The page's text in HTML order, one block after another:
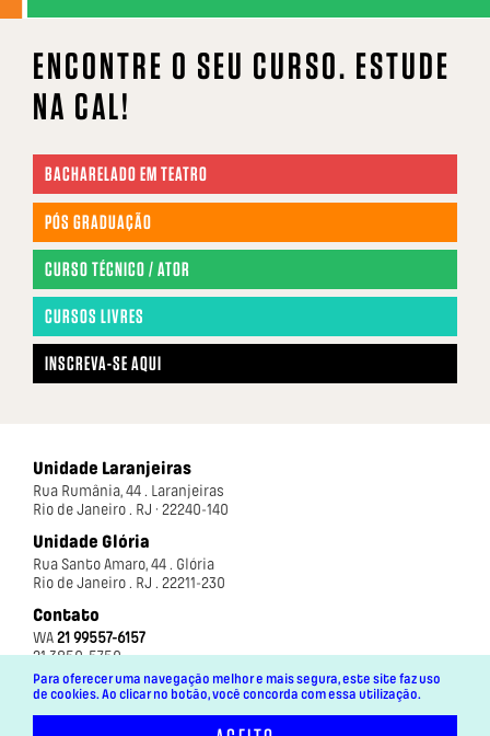
ENCONTRE O SEU CURSO. ESTUDE
NA CAL!
BACHARELADO EM TEATRO
PÓS GRADUAÇÃO
CURSO TÉCNICO / ATOR
CURSOS LIVRES
INSCREVA-SE AQUI
Unidade Laranjeiras
Rua Rumânia, 44 . Laranjeiras
Rio de Janeiro . RJ · 22240-140
Unidade Glória
Rua Santo Amaro, 44 . Glória
Rio de Janeiro . RJ . 22211-230
Contato
WA 21 99557-6157
21 3850-5750
Para oferecer uma navegação melhor e mais segura, este site faz uso
de cookies. Ao clicar no botão, você concorda com essa utilização.